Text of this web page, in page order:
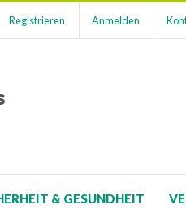
Registrieren Anmelden
& GESUNDHEIT